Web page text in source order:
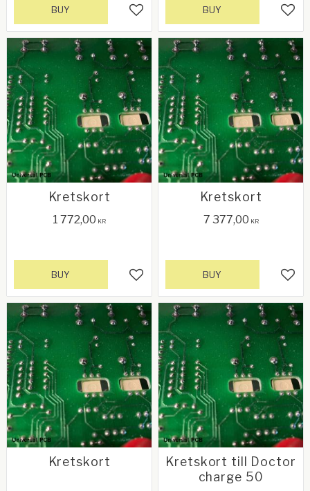
Add to favorites
BUY BUY
Kretskort
1 772,00 KR
Add to favorites
BUY
Kretskort
7 377,00 KR
BUY
Kretskort
Kretskort till Doctor
charge 50